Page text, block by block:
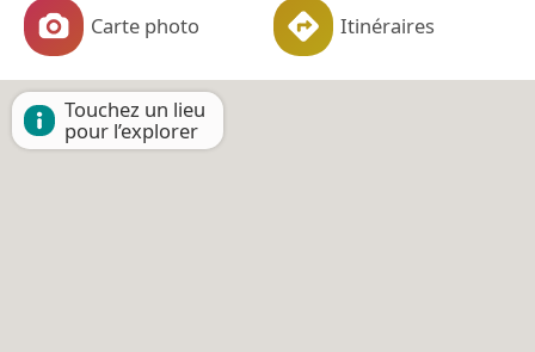
Carte photo Itinéraires
Touchez un lieu
pour l’explorer